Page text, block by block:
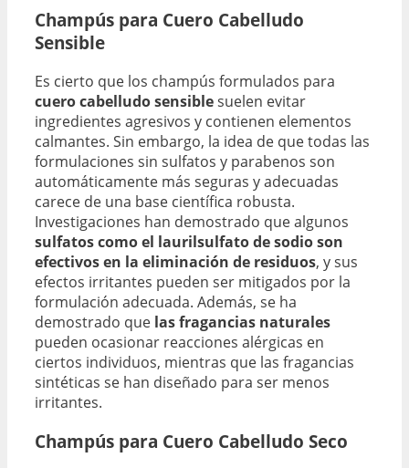
Champús para Cuero Cabelludo
Sensible
Es cierto que los champús formulados para
cuero cabelludo sensiblesuelen evitar
ingredientes agresivos y contienen elementos
calmantes. Sin embargo, la idea de que todas las
formulaciones sin sulfatos y parabenos son
automáticamente más seguras y adecuadas
carece de una base científica robusta.
Investigaciones han demostrado que algunos
sulfatos como el laurilsulfato de sodio son
efectivos en la eliminación de residuos, y sus
efectos irritantes pueden ser mitigados por la
formulación adecuada. Además, se ha
demostrado que las fragancias naturales
pueden ocasionar reacciones alérgicas en
ciertos individuos, mientras que las fragancias
sintéticas se han diseñado para ser menos
irritantes.
Champús para Cuero Cabelludo Seco